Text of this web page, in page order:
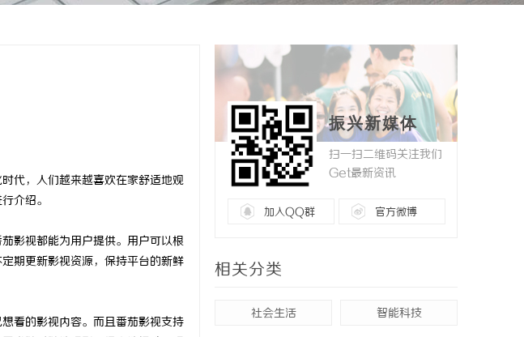
代，人们越来越喜欢在家舒适地观
介绍。
影视都能为用户提供。用户可以根
期更新影视资源，保持平台的新鲜
看的影视内容。而且番茄影视支持
振兴新媒体
扫一扫二维码关注我们
Get最新资讯
加入QQ群 官方微博
相关分类
社会生活 智能科技